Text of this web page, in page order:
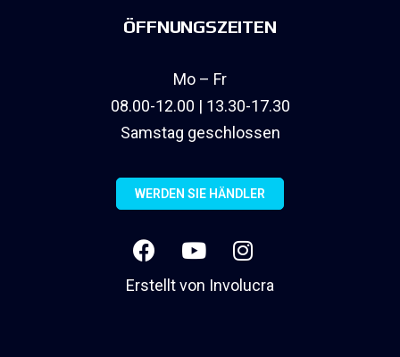
ÖFFNUNGSZEITEN
Mo – Fr
08.00-12.00 | 13.30-17.30
Samstag geschlossen
WERDEN SIE HÄNDLER
Erstellt von Involucra